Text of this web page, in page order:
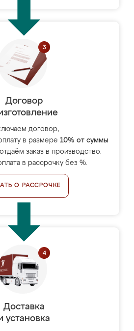
Договор
договор,
в размере 10% от суммы
заказ в производство.
в рассрочку без %.
О РАССРОЧКЕ
Доставка
установка